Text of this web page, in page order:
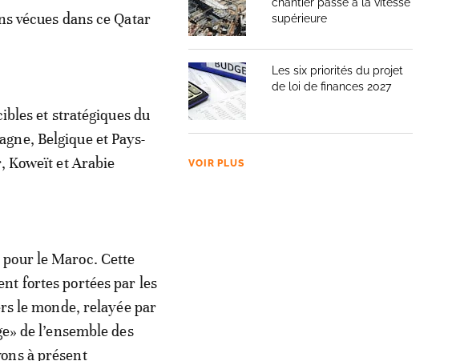
vécues dans ce Qatar
et stratégiques du
Belgique et Pays-
Koweït et Arabie
pour le Maroc. Cette
fortes portées par les
le monde, relayée par
de l’ensemble des
à présent
supérieure
Les six priorités du projet
de loi de finances 2027
VOIR PLUS